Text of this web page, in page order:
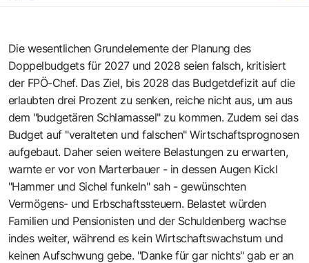
Die wesentlichen Grundelemente der Planung des
Doppelbudgets für 2027 und 2028 seien falsch, kritisiert
der FPÖ-Chef. Das Ziel, bis 2028 das Budgetdefizit auf die
erlaubten drei Prozent zu senken, reiche nicht aus, um aus
dem "budgetären Schlamassel" zu kommen. Zudem sei das
Budget auf "veralteten und falschen" Wirtschaftsprognosen
aufgebaut. Daher seien weitere Belastungen zu erwarten,
warnte er vor von Marterbauer - in dessen Augen Kickl
"Hammer und Sichel funkeln" sah - gewünschten
Vermögens- und Erbschaftssteuern. Belastet würden
Familien und Pensionisten und der Schuldenberg wachse
indes weiter, während es kein Wirtschaftswachstum und
keinen Aufschwung gebe. "Danke für gar nichts" gab er an